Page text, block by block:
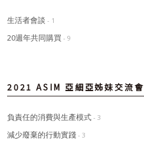
生活者會談 - 1
20週年共同購買 - 9
2021 ASIM 亞細亞姊妹交流會
負責任的消費與生產模式 - 3
減少廢棄的行動實踐 - 3